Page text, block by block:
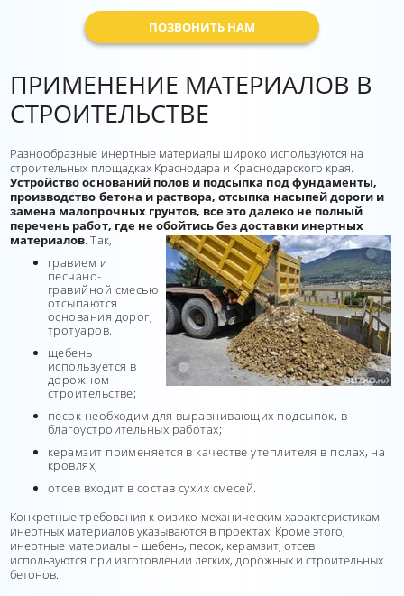
ПОЗВОНИТЬ НАМ
ПРИМЕНЕНИЕ МАТЕРИАЛОВ В
СТРОИТЕЛЬСТВЕ
Разнообразные инертные материалы широко используются на
строительных площадках Краснодара и Краснодарского края.
Устройство оснований полов и подсыпка под фундаменты,
производство бетона и раствора, отсыпка насыпей дороги и
замена малопрочных грунтов, все это далеко не полный
перечень работ, где не обойтись без доставки инертных
материалов. Так,
гравием и
песчано-
гравийной смесью
отсыпаются
основания дорог,
тротуаров.
щебень
используется в
дорожном
строительстве;
песок необходим для выравнивающих подсыпок, в
благоустроительных работах;
керамзит применяется в качестве утеплителя в полах, на
кровлях;
отсев входит в состав сухих смесей.
Конкретные требования к физико-механическим характеристикам
инертных материалов указываются в проектах. Кроме этого,
инертные материалы – щебень, песок, керамзит, отсев
используются при изготовлении легких, дорожных и строительных
бетонов.